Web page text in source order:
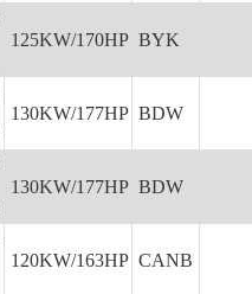
125KW/170HP BYK
130KW/177HP BDW
130KW/177HP BDW
120KW/163HP CANB